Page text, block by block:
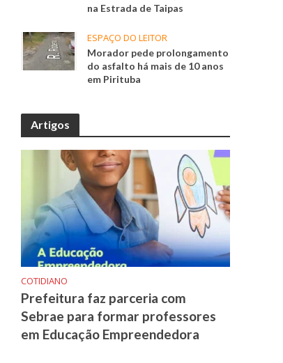
na Estrada de Taipas
ESPAÇO DO LEITOR
Morador pede prolongamento
do asfalto há mais de 10 anos
em Pirituba
Artigos
COTIDIANO
Prefeitura faz parceria com
Sebrae para formar professores
em Educação Empreendedora